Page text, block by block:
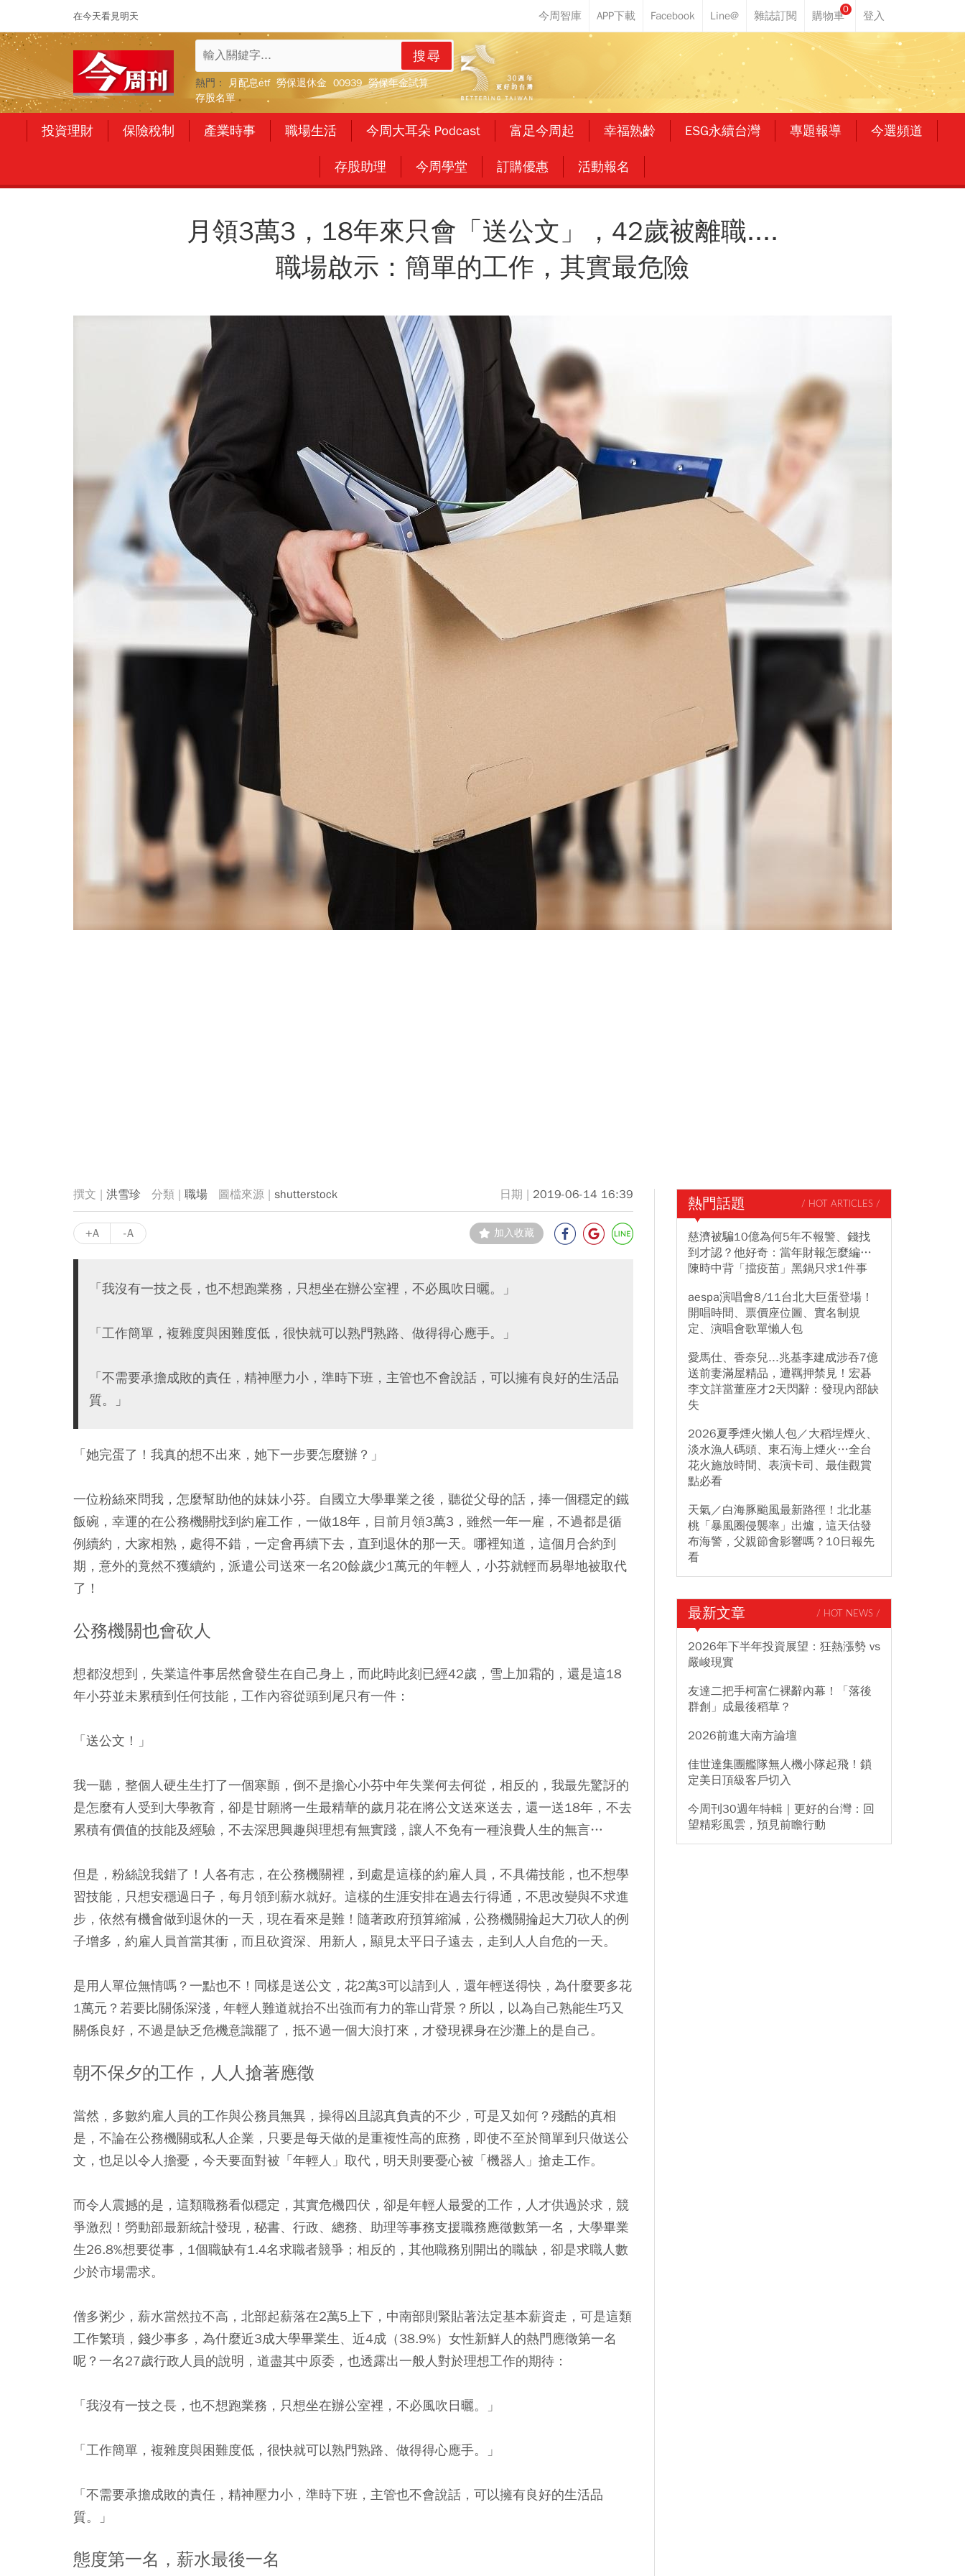
在今天看見明天
0
搜尋
熱門： 月配息etf 勞保退休金 00939 勞保年金試算
存股名單
投資理財 保險稅制 產業時事 職場生活 今周大耳朵 Podcast 富足今周起 幸福熟齡 ESG永續台灣 專題報導 今選頻道
存股助理 今周學堂 訂購優惠 活動報名
月領3萬3，18年來只會「送公文」，42歲被離職....
職場啟示：簡單的工作，其實最危險
洪雪珍 職場 shutterstock 2019-06-14 16:39
+A -A 加入收藏
「我沒有一技之長，也不想跑業務，只想坐在辦公室裡，不必風吹日曬。」
「工作簡單，複雜度與困難度低，很快就可以熟門熟路、做得得心應手。」
「不需要承擔成敗的責任，精神壓力小，準時下班，主管也不會說話，可以擁有良好的生活品
質。」
「她完蛋了！我真的想不出來，她下一步要怎麼辦？」
一位粉絲來問我，怎麼幫助他的妹妹小芬。自國立大學畢業之後，聽從父母的話，捧一個穩定的鐵
飯碗，幸運的在公務機關找到約雇工作，一做18年，目前月領3萬3，雖然一年一雇，不過都是循
例續約，大家相熟，處得不錯，一定會再續下去，直到退休的那一天。哪裡知道，這個月合約到
期，意外的竟然不獲續約，派遣公司送來一名20餘歲少1萬元的年輕人，小芬就輕而易舉地被取代
了！
公務機關也會砍人
想都沒想到，失業這件事居然會發生在自己身上，而此時此刻已經42歲，雪上加霜的，還是這18
年小芬並未累積到任何技能，工作內容從頭到尾只有一件：
「送公文！」
我一聽，整個人硬生生打了一個寒顫，倒不是擔心小芬中年失業何去何從，相反的，我最先驚訝的
是怎麼有人受到大學教育，卻是甘願將一生最精華的歲月花在將公文送來送去，還一送18年，不去
累積有價值的技能及經驗，不去深思興趣與理想有無實踐，讓人不免有一種浪費人生的無言…
但是，粉絲說我錯了！人各有志，在公務機關裡，到處是這樣的約雇人員，不具備技能，也不想學
習技能，只想安穩過日子，每月領到薪水就好。這樣的生涯安排在過去行得通，不思改變與不求進
步，依然有機會做到退休的一天，現在看來是難！隨著政府預算縮減，公務機關掄起大刀砍人的例
子增多，約雇人員首當其衝，而且砍資深、用新人，顯見太平日子遠去，走到人人自危的一天。
是用人單位無情嗎？一點也不！同樣是送公文，花2萬3可以請到人，還年輕送得快，為什麼要多花
1萬元？若要比關係深淺，年輕人難道就抬不出強而有力的靠山背景？所以，以為自己熟能生巧又
關係良好，不過是缺乏危機意識罷了，抵不過一個大浪打來，才發現裸身在沙灘上的是自己。
朝不保夕的工作，人人搶著應徵
當然，多數約雇人員的工作與公務員無異，操得凶且認真負責的不少，可是又如何？殘酷的真相
是，不論在公務機關或私人企業，只要是每天做的是重複性高的庶務，即使不至於簡單到只做送公
文，也足以令人擔憂，今天要面對被「年輕人」取代，明天則要憂心被「機器人」搶走工作。
而令人震撼的是，這類職務看似穩定，其實危機四伏，卻是年輕人最愛的工作，人才供過於求，競
爭激烈！勞動部最新統計發現，秘書、行政、總務、助理等事務支援職務應徵數第一名，大學畢業
生26.8%想要從事，1個職缺有1.4名求職者競爭；相反的，其他職務別開出的職缺，卻是求職人數
少於市場需求。
僧多粥少，薪水當然拉不高，北部起薪落在2萬5上下，中南部則緊貼著法定基本薪資走，可是這類
工作繁瑣，錢少事多，為什麼近3成大學畢業生、近4成（38.9%）女性新鮮人的熱門應徵第一名
呢？一名27歲行政人員的說明，道盡其中原委，也透露出一般人對於理想工作的期待：
「我沒有一技之長，也不想跑業務，只想坐在辦公室裡，不必風吹日曬。」
「工作簡單，複雜度與困難度低，很快就可以熟門熟路、做得得心應手。」
「不需要承擔成敗的責任，精神壓力小，準時下班，主管也不會說話，可以擁有良好的生活品
質。」
態度第一名，薪水最後一名
熱門話題 / HOT ARTICLES /
慈濟被騙10億為何5年不報警、錢找
到才認？他好奇：當年財報怎麼編…
陳時中背「擋疫苗」黑鍋只求1件事
aespa演唱會8/11台北大巨蛋登場！
開唱時間、票價座位圖、實名制規
定、演唱會歌單懶人包
愛馬仕、香奈兒...兆基李建成涉吞7億
送前妻滿屋精品，遭羈押禁見！宏碁
李文詳當董座才2天閃辭：發現內部缺
失
2026夏季煙火懶人包／大稻埕煙火、
淡水漁人碼頭、東石海上煙火…全台
花火施放時間、表演卡司、最佳觀賞
點必看
天氣／白海豚颱風最新路徑！北北基
桃「暴風圈侵襲率」出爐，這天估發
布海警，父親節會影響嗎？10日報先
看
最新文章 / HOT NEWS /
2026年下半年投資展望：狂熱漲勢 vs
嚴峻現實
友達二把手柯富仁裸辭內幕！「落後
群創」成最後稻草？
2026前進大南方論壇
佳世達集團艦隊無人機小隊起飛！鎖
定美日頂級客戶切入
今周刊30週年特輯｜更好的台灣：回
望精彩風雲，預見前瞻行動